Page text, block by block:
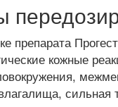
препарата
кожные
сильная